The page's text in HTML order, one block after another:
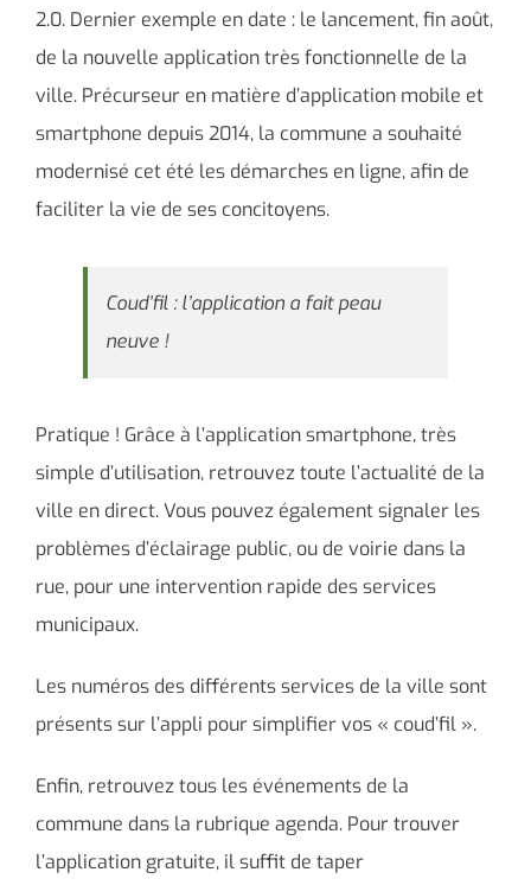
Social & solidarité
Contacter le maire
2.0. Dernier exemple en date : le lancement, fin août,
de la nouvelle application très fonctionnelle de la
ville. Précurseur en matière d’application mobile et
smartphone depuis 2014, la commune a souhaité
modernisé cet été les démarches en ligne, afin de
faciliter la vie de ses concitoyens.
Coud’fil : l’application a fait peau
neuve !
Pratique ! Grâce à l’application smartphone, très
simple d’utilisation, retrouvez toute l’actualité de la
ville en direct. Vous pouvez également signaler les
problèmes d’éclairage public, ou de voirie dans la
rue, pour une intervention rapide des services
municipaux.
Les numéros des différents services de la ville sont
présents sur l’appli pour simplifier vos « coud’fil ».
Enfin, retrouvez tous les événements de la
commune dans la rubrique agenda. Pour trouver
l’application gratuite, il suffit de taper